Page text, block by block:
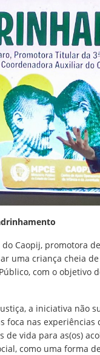
Caopij, promotora
uma criança cheia
com o
a iniciativa não
foca nas
de vida para as(os)
como uma forma